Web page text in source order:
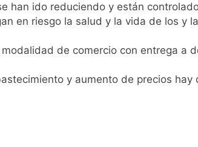
cuándo dejará de llover y llega una ola de
de Quilmes, Hernán Ocampo, tras
un «brote psicótico» por consumo con
han ido reduciendo y están
en riesgo la salud y la vida de los y
de comercio con entrega a
y aumento de precios